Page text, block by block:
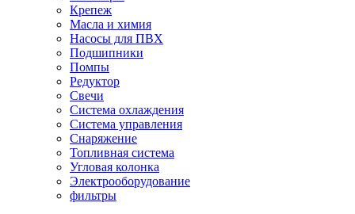
Крепеж
Масла и химия
Насосы для ПВХ
Подшипники
Помпы
Редуктор
Свечи
Система охлаждения
Система управления
Снаряжение
Топливная система
Угловая колонка
Электрооборудование
фильтры